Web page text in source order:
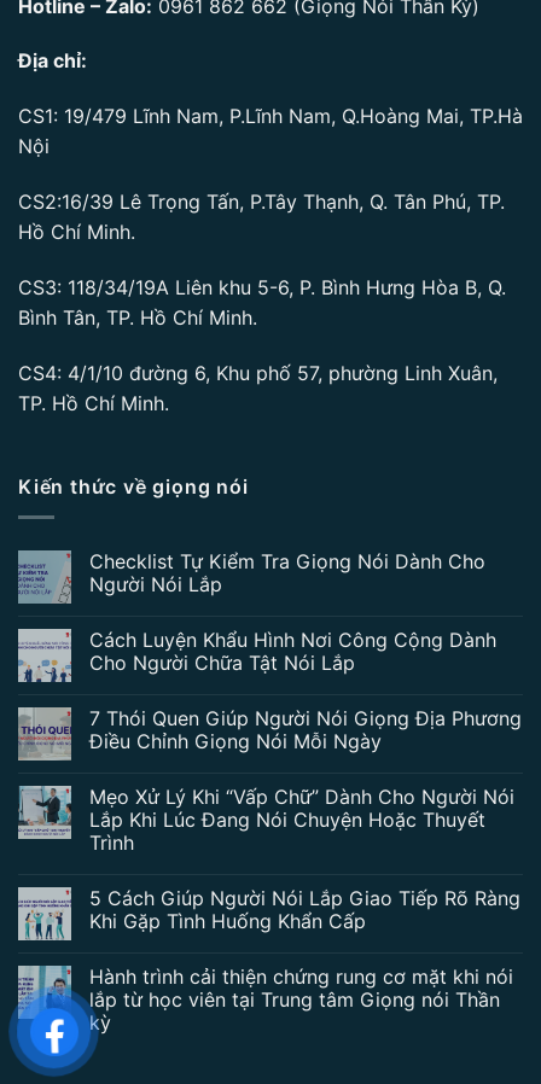
Hotline – Zalo: 0961 862 662 (Giọng Nói Thần Kỳ)
Địa chỉ:
CS1: 19/479 Lĩnh Nam, P.Lĩnh Nam, Q.Hoàng Mai, TP.Hà
Nội
CS2:16/39 Lê Trọng Tấn, P.Tây Thạnh, Q. Tân Phú, TP.
Hồ Chí Minh.
CS3: 118/34/19A Liên khu 5-6, P. Bình Hưng Hòa B, Q.
Bình Tân, TP. Hồ Chí Minh.
CS4: 4/1/10 đường 6, Khu phố 57, phường Linh Xuân,
TP. Hồ Chí Minh.
Kiến thức về giọng nói
Checklist Tự Kiểm Tra Giọng Nói Dành Cho
Người Nói Lắp
Cách Luyện Khẩu Hình Nơi Công Cộng Dành
Cho Người Chữa Tật Nói Lắp
7 Thói Quen Giúp Người Nói Giọng Địa Phương
Điều Chỉnh Giọng Nói Mỗi Ngày
Mẹo Xử Lý Khi “Vấp Chữ” Dành Cho Người Nói
Lắp Khi Lúc Đang Nói Chuyện Hoặc Thuyết
Trình
5 Cách Giúp Người Nói Lắp Giao Tiếp Rõ Ràng
Khi Gặp Tình Huống Khẩn Cấp
Hành trình cải thiện chứng rung cơ mặt khi nói
lắp từ học viên tại Trung tâm Giọng nói Thần
kỳ